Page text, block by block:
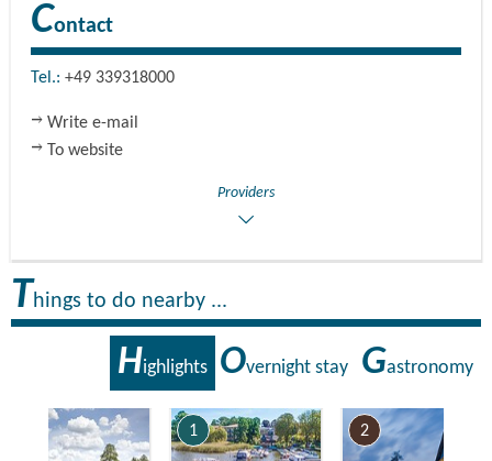
Contact
Tel.: +49 339318000
Write e-mail
To website
Providers
Things to do nearby ...
Highlights Overnight stay Gastronomy
1 2